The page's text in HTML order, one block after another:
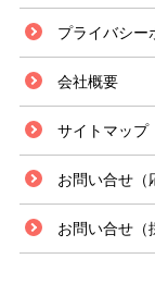
プライバシー
会社概要
サイトマップ
お問い合せ（
お問い合せ（